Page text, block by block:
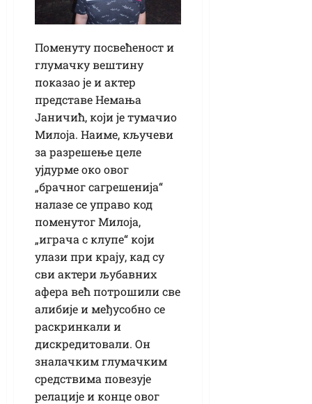
Поменуту посвећеност и
глумачку вештину
показао је и актер
представе Немања
Јаничић, који је тумачио
Милоја. Наиме, кључеви
за разрешење целе
ујдурме око овог
„брачног сагрешенија“
налазе се управо код
поменутог Милоја,
„играча с клупе“ који
улази при крају, кад су
сви актери љубавних
афера већ потрошили све
алибије и међусобно се
раскринкали и
дискредитовали. Он
зналачким глумачким
средствима повезује
релације и конце овог